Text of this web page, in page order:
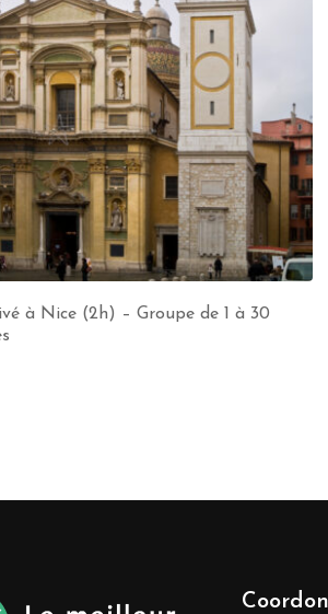
à Nice (2h) – Groupe de 1 à 30